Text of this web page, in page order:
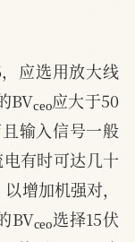
应选用放大线
BVceo
应大于50
输入信号一般
有时可达几十
增加机强对，
BVceo
选择15伏
8